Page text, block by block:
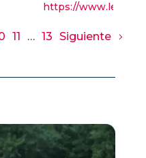
https://
11 … 13 Siguiente